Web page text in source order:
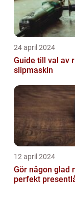
24 april 2024
Guide till val av
slipmaskin
12 april 2024
Gör någon glad
perfekt